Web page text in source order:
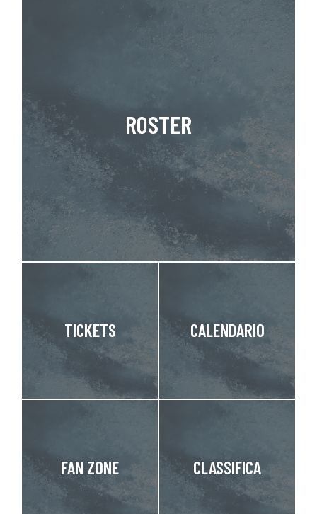
ROSTER
TICKETS CALENDARIO
FAN ZONE CLASSIFICA